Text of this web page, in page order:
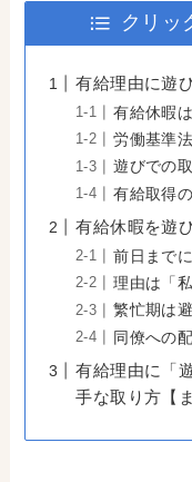
クリッ
有給理由に遊
有給休暇
労働基準
遊びでの
有給取得
有給休暇を遊
前日まで
理由は「
繁忙期は
同僚への
有給理由に「
手な取り方【